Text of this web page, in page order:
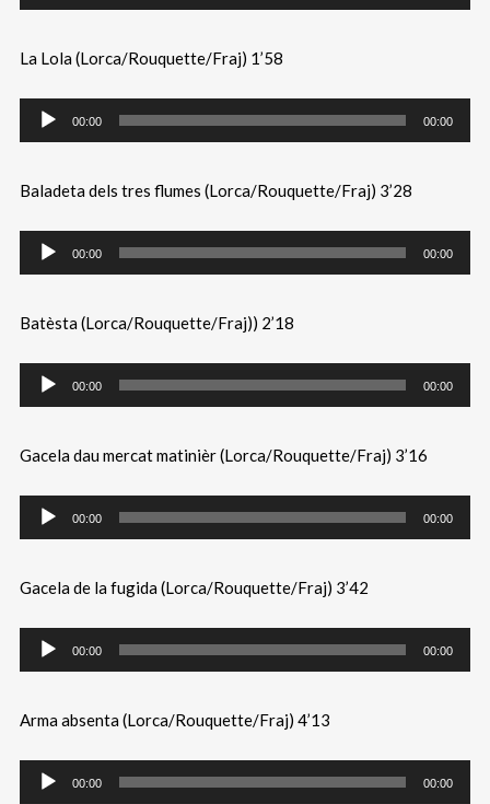
La Lola (Lorca/Rouquette/Fraj) 1’58
00:00 00:00
Baladeta dels tres flumes (Lorca/Rouquette/Fraj) 3’28
00:00 00:00
Batèsta (Lorca/Rouquette/Fraj)) 2’18
00:00 00:00
Gacela dau mercat matinièr (Lorca/Rouquette/Fraj) 3’16
00:00 00:00
Gacela de la fugida (Lorca/Rouquette/Fraj) 3’42
00:00 00:00
Arma absenta (Lorca/Rouquette/Fraj) 4’13
00:00 00:00